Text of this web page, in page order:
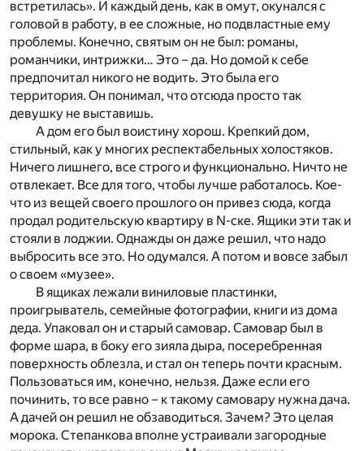
встретилась». И каждый день, как в омут, окунался с
головой в работу, в ее сложные, но подвластные ему
проблемы. Конечно, святым он не был: романы,
романчики, интрижки… Это – да. Но домой к себе
предпочитал никого не водить. Это была его
территория. Он понимал, что отсюда просто так
девушку не выставишь.
А дом его был воистину хорош. Крепкий дом,
стильный, как у многих респектабельных холостяков.
Ничего лишнего, все строго и функционально. Ничто не
отвлекает. Все для того, чтобы лучше работалось. Кое-
что из вещей своего прошлого он привез сюда, когда
продал родительскую квартиру в N-ске. Ящики эти так и
стояли в лоджии. Однажды он даже решил, что надо
выбросить все это. Но одумался. А потом и вовсе забыл
о своем «музее».
В ящиках лежали виниловые пластинки,
проигрыватель, семейные фотографии, книги из дома
деда. Упаковал он и старый самовар. Самовар был в
форме шара, в боку его зияла дыра, посеребренная
поверхность облезла, и стал он теперь почти красным.
Пользоваться им, конечно, нельзя. Даже если его
починить, то все равно – к такому самовару нужна дача.
А дачей он решил не обзаводиться. Зачем? Это целая
морока. Степанкова вполне устраивали загородные